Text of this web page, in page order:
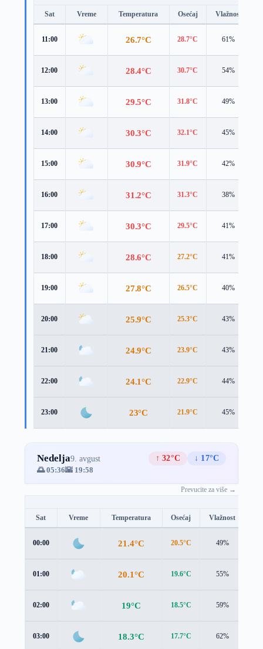
Sat Vreme Temperatura Osećaj Vlažnost
11:00 26.7°C 28.7°C 61%
12:00 28.4°C 30.7°C 54%
13:00 29.5°C 31.8°C 49%
14:00 30.3°C 32.1°C 45%
15:00 30.9°C 31.9°C 42%
16:00 31.2°C 31.3°C 38%
17:00 30.3°C 29.5°C 41%
18:00 28.6°C 27.2°C 41%
19:00 27.8°C 26.5°C 40%
20:00 25.9°C 25.3°C 43%
21:00 24.9°C 23.9°C 43%
22:00 24.1°C 22.9°C 44%
23:00 23°C 21.9°C 45%
Nedelja9. avgust ↑ 32°C
↓ 17°C
🌅 05:36🌇 19:58
Prevucite za više →
Sat Vreme Temperatura Osećaj Vlažnost
00:00 21.4°C 20.5°C 49%
01:00 20.1°C 19.6°C 55%
02:00 19°C 18.5°C 59%
03:00 18.3°C 17.7°C 62%